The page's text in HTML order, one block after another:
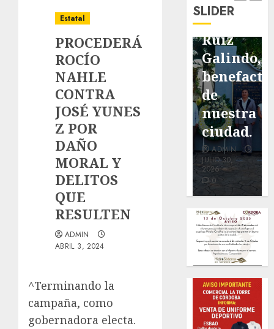
Estatal
PROCEDERÁ
ROCÍO
NAHLE
CONTRA
JOSÉ YUNES
Z POR
DAÑO
MORAL Y
DELITOS
QUE
RESULTEN
ADMIN
ABRIL 3, 2024
^Terminando la
campaña, como
gobernadora electa.
SLIDER
pavimentación
de San
Marcial
será
mejorada.
Interviene
CASF
ADMIN
JULIO 27,
2026
con
exposición
Minerva
Antonio
Ruiz
Galindo,
de
nuestra
ciudad.
ADMIN
JULIO 30,
2026
0